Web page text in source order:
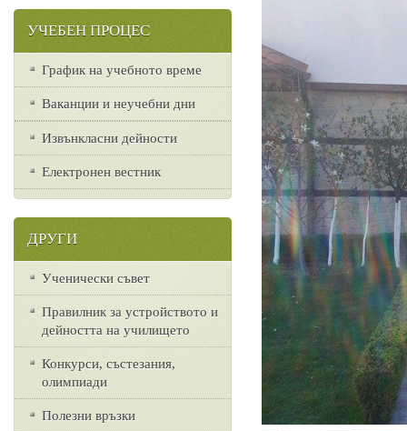
УЧЕБЕН ПРОЦЕС
График на учебното време
Ваканции и неучебни дни
Извънкласни дейности
Електронен вестник
ДРУГИ
Ученически съвет
Правилник за устройството и
дейността на училището
Конкурси, състезания,
олимпиади
Полезни връзки